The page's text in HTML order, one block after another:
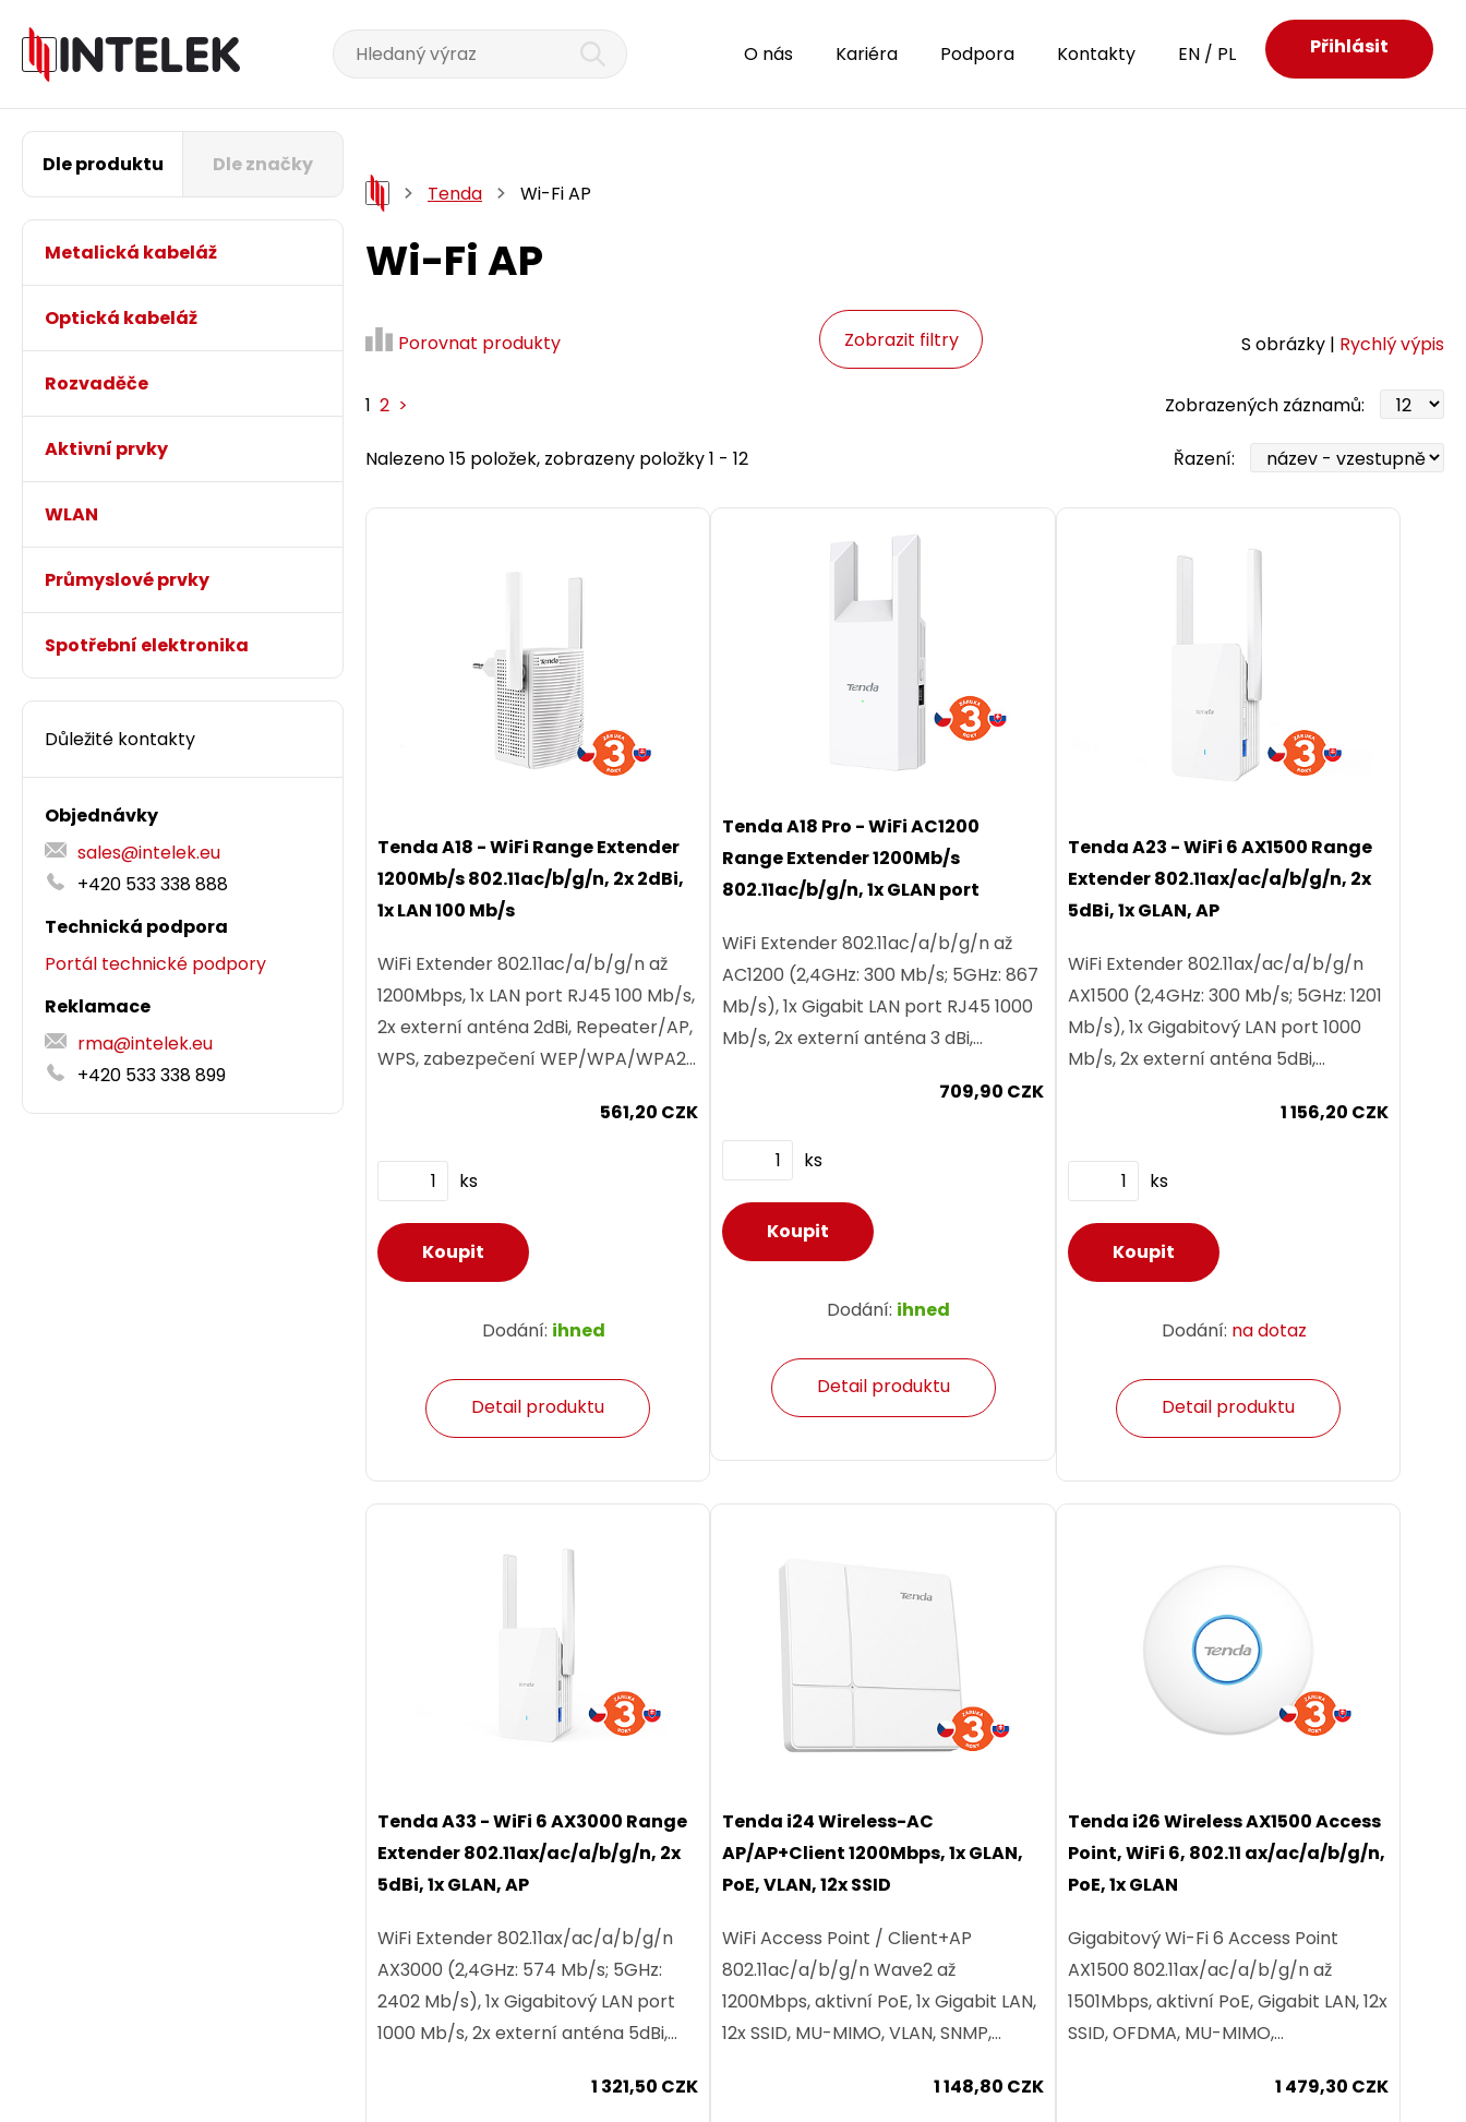
O nás Kariéra Podpora Kontakty EN / PL Přihlásit
Dle produktu Dle značky
Metalická kabeláž
Optická kabeláž
Rozvaděče
Aktivní prvky
WLAN
Průmyslové prvky
Spotřební elektronika
Důležité kontakty
Objednávky
sales@intelek.eu
+420 533 338 888
Technická podpora
Portál technické podpory
Reklamace
rma@intelek.eu
+420 533 338 899
Tenda Wi-Fi AP
Wi-Fi AP
Porovnat produkty Zobrazit filtry S obrázky | Rychlý výpis
1 2 > Zobrazených záznamů:
Nalezeno 15 položek, zobrazeny položky 1 - 12 Řazení:
Tenda A18 - WiFi Range Extender
1200Mb/s 802.11ac/b/g/n, 2x 2dBi,
1x LAN 100 Mb/s
WiFi Extender 802.11ac/a/b/g/n až
1200Mbps, 1x LAN port RJ45 100 Mb/s,
2x externí anténa 2dBi, Repeater/AP,
WPS, zabezpečení WEP/WPA/WPA2.
561,20 CZK
ks
Dodání: ihned
Detail produktu
Tenda A18 Pro - WiFi AC1200
Range Extender 1200Mb/s
802.11ac/b/g/n, 1x GLAN port
WiFi Extender 802.11ac/a/b/g/n až
AC1200 (2,4GHz: 300 Mb/s; 5GHz: 867
Mb/s), 1x Gigabit LAN port RJ45 1000
Mb/s, 2x externí anténa 3 dBi,
WEP/WPA/WPA2. Rozšíření...709,90 CZK
ks
Dodání: ihned
Detail produktu
Tenda A23 - WiFi 6 AX1500 Range
Extender 802.11ax/ac/a/b/g/n, 2x
5dBi, 1x GLAN, AP
WiFi Extender 802.11ax/ac/a/b/g/n
AX1500 (2,4GHz: 300 Mb/s; 5GHz: 1201
Mb/s), 1x Gigabitový LAN port 1000
Mb/s, 2x externí anténa 5dBi,
Repeater / Access Point, WPS,...1 156,20 CZK
ks
Dodání: na dotaz
Detail produktu
Tenda A33 - WiFi 6 AX3000 Range
Extender 802.11ax/ac/a/b/g/n, 2x
5dBi, 1x GLAN, AP
WiFi Extender 802.11ax/ac/a/b/g/n
AX3000 (2,4GHz: 574 Mb/s; 5GHz:
2402 Mb/s), 1x Gigabitový LAN port
1000 Mb/s, 2x externí anténa 5dBi,
Repeater / Access Point, WPS,...1 321,50 CZK
Tenda i24 Wireless-AC
AP/AP+Client 1200Mbps, 1x GLAN,
PoE, VLAN, 12x SSID
WiFi Access Point / Client+AP
802.11ac/a/b/g/n Wave2 až
1200Mbps, aktivní PoE, 1x Gigabit LAN,
12x SSID, MU-MIMO, VLAN, SNMP,
1 148,80 CZK
Tenda i26 Wireless AX1500 Access
Point, WiFi 6, 802.11 ax/ac/a/b/g/n,
PoE, 1x GLAN
Gigabitový Wi-Fi 6 Access Point
AX1500 802.11ax/ac/a/b/g/n až
1501Mbps, aktivní PoE, Gigabit LAN, 12x
SSID, OFDMA, MU-MIMO,
k/v/r, WPA3-SAE, interní anténa 4dBi,
1 479,30 CZK